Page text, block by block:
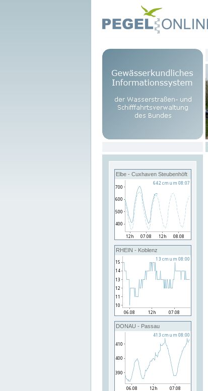
Elbe - Cuxhaven Steubenhöft
RHEIN - Koblenz
DONAU - Passau